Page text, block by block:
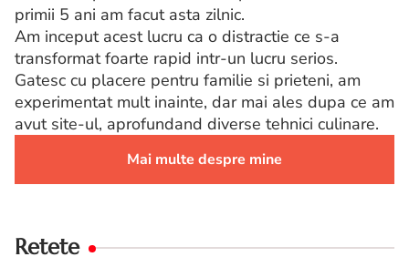
primii 5 ani am facut asta zilnic.
Am inceput acest lucru ca o distractie ce s-a
transformat foarte rapid intr-un lucru serios.
Gatesc cu placere pentru familie si prieteni, am
experimentat mult inainte, dar mai ales dupa ce am
avut site-ul, aprofundand diverse tehnici culinare.
Mai multe despre mine
Retete